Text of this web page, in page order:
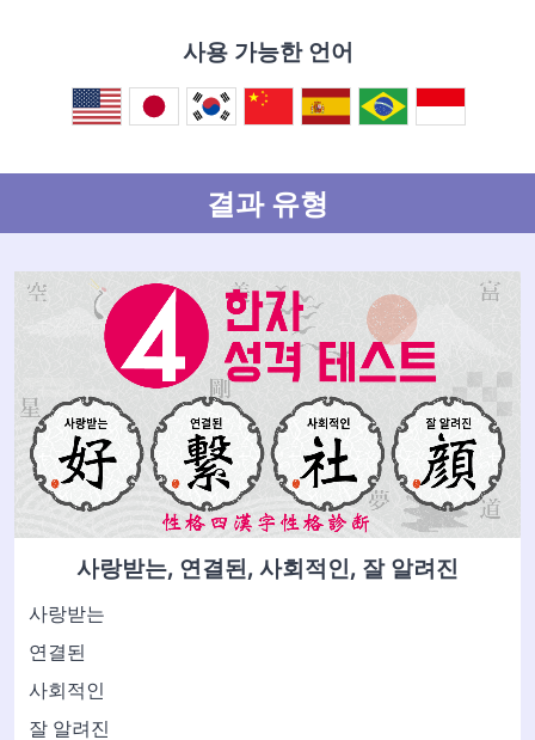
사용 가능한 언어
결과 유형
사랑받는, 연결된, 사회적인, 잘 알려진
사랑받는
연결된
사회적인
잘 알려진